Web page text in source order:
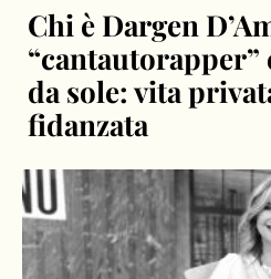
Chi è Dargen
da sole: vita
fidanzata